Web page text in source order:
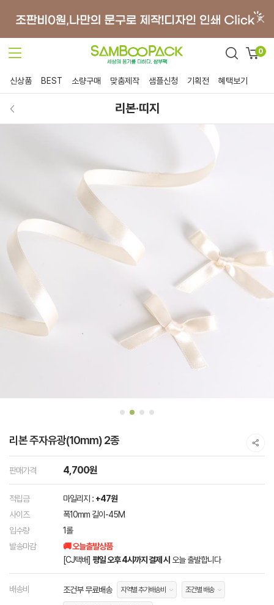
0
신상품 BEST 소량구매 맞춤제작 샘플신청 기획전 혜택보기
리본·띠지
리본 주자유광(10mm) 2종
판매가격 4,700원
적립금 마일리지 : +47원
사이즈
폭10mm 길이-45M
입수량
1롤
발송마감
🚚 오늘출발상품
[CJ택배] 평일 오후 4시까지 결제 시 오늘 출발합니다
배송비 조건부 무료배송 지역별 추가배송비 조건별 배송